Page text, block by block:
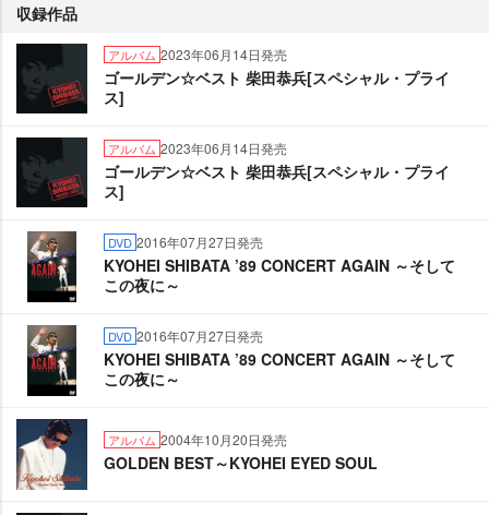
収録作品
アルバム 2023年06月14日発売
ゴールデン☆ベスト 柴田恭兵[スペシャル・プライ
ス]
アルバム 2023年06月14日発売
ゴールデン☆ベスト 柴田恭兵[スペシャル・プライ
ス]
DVD 2016年07月27日発売
KYOHEI SHIBATA ’89 CONCERT AGAIN ～そして
この夜に～
DVD 2016年07月27日発売
KYOHEI SHIBATA ’89 CONCERT AGAIN ～そして
この夜に～
アルバム 2004年10月20日発売
GOLDEN BEST～KYOHEI EYED SOUL